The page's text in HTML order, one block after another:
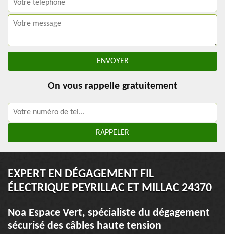
On vous rappelle gratuitement
EXPERT EN DÉGAGEMENT FIL
ÉLECTRIQUE PEYRILLAC ET MILLAC 24370
Noa Espace Vert, spécialiste du dégagement
sécurisé des câbles haute tension